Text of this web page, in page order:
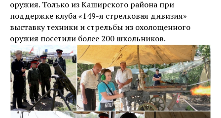
оружия. Только из Каширского района при
поддержке клуба «149-я стрелковая дивизия»
выставку техники и стрельбы из охолощенного
оружия посетили более 200 школьников.